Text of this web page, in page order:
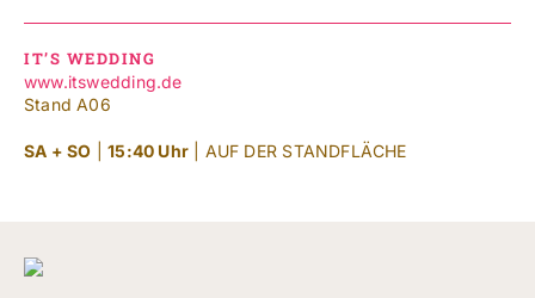
IT’S WEDDING
www.itswedding.de
Stand A06
SA + SO |15:40 Uhr | AUF DER STANDFLÄCHE